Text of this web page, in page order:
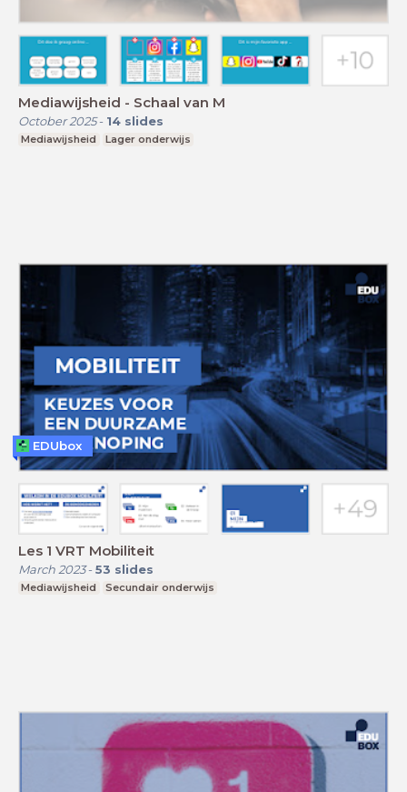
Mediawijsheid - Schaal van M
October 2025- 14 slides
Mediawijsheid Lager onderwijs
Les 1 VRT Mobiliteit
March 2023- 53 slides
Mediawijsheid Secundair onderwijs
EDUbox